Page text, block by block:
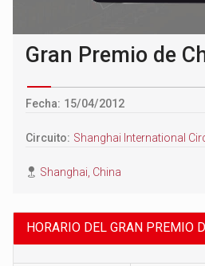
Gran Premio de
Fecha: 15/04/2012
Circuito: Shanghai International
Shanghai, China
HORARIO DEL GRAN PREMIO